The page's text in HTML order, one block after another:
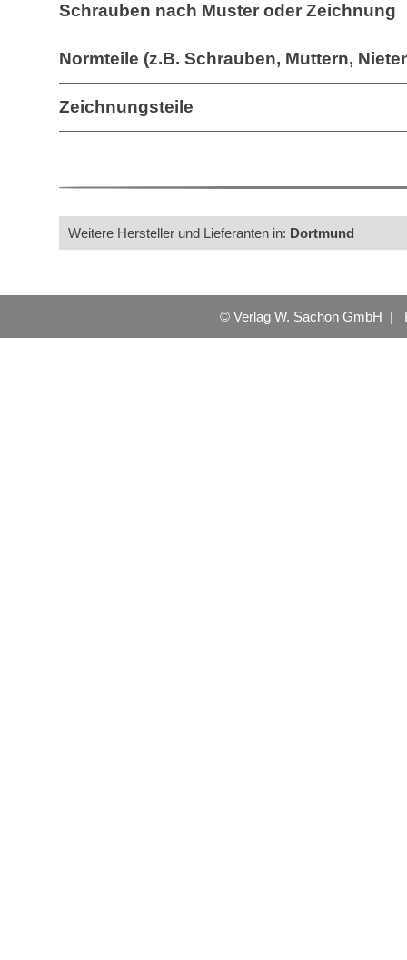
Schrauben nach Muster oder Zeichnung
Normteile (z.B. Schrauben, Muttern,
Zeichnungsteile
Weitere Hersteller und Lieferanten in: Dortmund
© Verlag W. Sachon GmbH |